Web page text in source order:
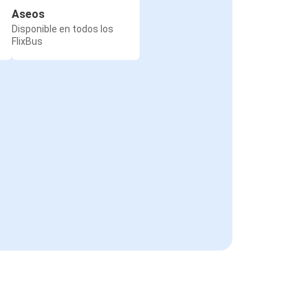
Aseos
Disponible en todos los
FlixBus